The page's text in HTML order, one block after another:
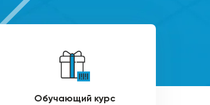
Обучающий курс